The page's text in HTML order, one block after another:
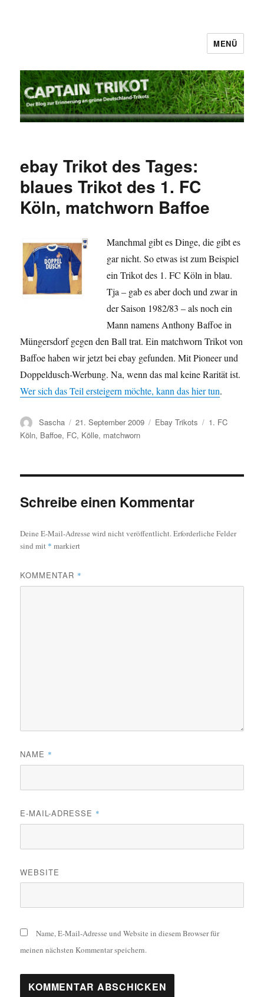
MENÜ
ebay Trikot des Tages:
blaues Trikot des 1. FC
Köln, matchworn Baffoe
Manchmal gibt es Dinge, die gibt es
gar nicht. So etwas ist zum Beispiel
ein Trikot des 1. FC Köln in blau.
Tja – gab es aber doch und zwar in
der Saison 1982/83 – als noch ein
Mann namens Anthony Baffoe in
Müngersdorf gegen den Ball trat. Ein matchworn Trikot von
Baffoe haben wir jetzt bei ebay gefunden. Mit Pioneer und
Doppeldusch-Werbung. Na, wenn das mal keine Rarität ist.
Wer sich das Teil ersteigern möchte, kann das hier tun.
Autor
Sascha
Veröffentlicht
am
21. September 2009 Kategorien
Ebay Trikots Schlagwörter
1. FC
Köln, Baffoe, FC, Kölle, matchworn
Schreibe einen Kommentar
Deine E-Mail-Adresse wird nicht veröffentlicht.Erforderliche Felder
sind mit * markiert
KOMMENTAR *
NAME *
E-MAIL-ADRESSE *
WEBSITE
Name, E-Mail-Adresse und Website in diesem Browser für
meinen nächsten Kommentar speichern.